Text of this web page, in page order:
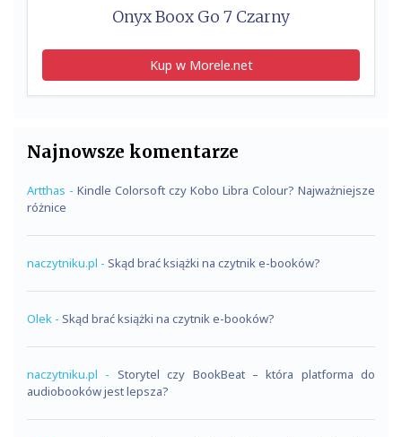
Onyx Boox Go 7 Czarny
Kup w Morele.net
Najnowsze komentarze
Artthas - Kindle Colorsoft czy Kobo Libra Colour? Najważniejsze
różnice
naczytniku.pl - Skąd brać książki na czytnik e-booków?
Olek - Skąd brać książki na czytnik e-booków?
naczytniku.pl - Storytel czy BookBeat – która platforma do
audiobooków jest lepsza?